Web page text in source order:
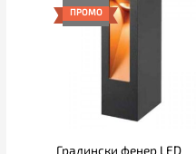
ПРОМО
Градински фенер LED
е:
173.33€
(339.00
лв.).